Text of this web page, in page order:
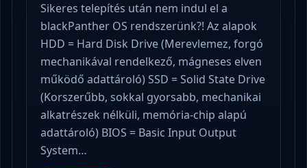
Sikeres telepítés után nem indul el a
blackPanther OS rendszerünk?! Az alapok
HDD = Hard Disk Drive (Merevlemez, forgó
mechanikával rendelkező, mágneses elven
működő adattároló) SSD = Solid State Drive
(Korszerűbb, sokkal gyorsabb, mechanikai
alkatrészek nélküli, memória-chip alapú
adattároló) BIOS = Basic Input Output
System…